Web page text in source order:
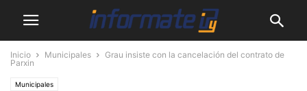
Inicio Municipales
Grau insiste con la cancelación del contrato de
Parxin
Municipales